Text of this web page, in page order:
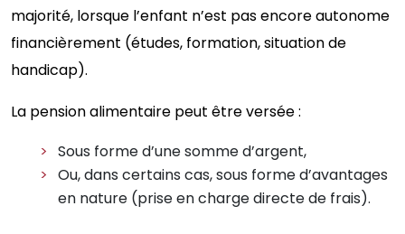
majorité, lorsque l’enfant n’est pas encore autonome
financièrement (études, formation, situation de
handicap).
La pension alimentaire peut être versée :
Sous forme d’une somme d’argent,
Ou, dans certains cas, sous forme d’avantages
en nature (prise en charge directe de frais).